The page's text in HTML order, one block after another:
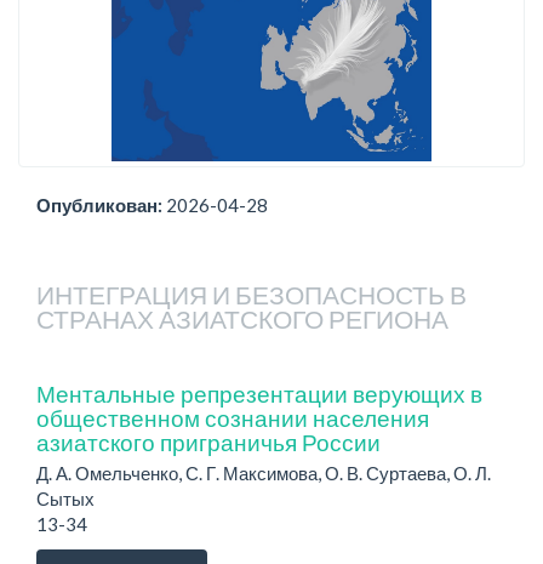
Опубликован: 2026-04-28
ИНТЕГРАЦИЯ И БЕЗОПАСНОСТЬ В
СТРАНАХ АЗИАТСКОГО РЕГИОНА
Ментальные репрезентации верующих в
общественном сознании населения
азиатского приграничья России
Д. А. Омельченко, С. Г. Максимова, О. В. Суртаева, О. Л.
Сытых
13-34